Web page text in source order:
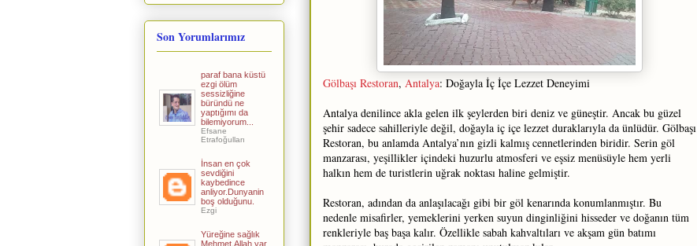
Gölbaşı Restoran, Antalya: Doğayla İç İçe Lezzet Deneyimi
Antalya denilince akla gelen ilk şeylerden biri deniz ve güneştir. Ancak bu güzel
şehir sadece sahilleriyle değil, doğayla iç içe lezzet duraklarıyla da ünlüdür. Gölbaşı
Restoran, bu anlamda Antalya’nın gizli kalmış cennetlerinden biridir. Serin göl
manzarası, yeşillikler içindeki huzurlu atmosferi ve eşsiz menüsüyle hem yerli
halkın hem de turistlerin uğrak noktası haline gelmiştir.
Restoran, adından da anlaşılacağı gibi bir göl kenarında konumlanmıştır. Bu
nedenle misafirler, yemeklerini yerken suyun dinginliğini hisseder ve doğanın tüm
renkleriyle baş başa kalır. Özellikle sabah kahvaltıları ve akşam gün batımı
Son Yorumlarımız
paraf bana küstü
ezgi ölüm
sessizliğine
büründü ne
yaptığımı da
bilemiyorum...
Efsane
Etrafoğulları
İnsan en çok
sevdiğini
kaybedince
anliyor.Dunyanin
boş olduğunu.
Ezgi
Yüreğine sağlık
Mehmet.Allah yar